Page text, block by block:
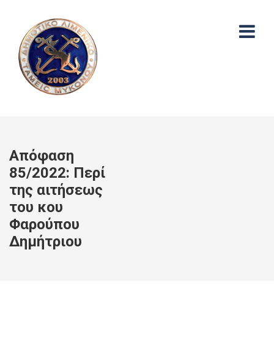
Απόφαση
85/2022: Περί
της αιτήσεως
του κου
Φαρούπου
Δημήτριου